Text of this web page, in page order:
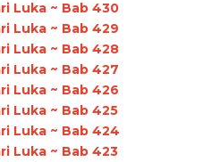
Luka ~ Bab 430
Luka ~ Bab 429
Luka ~ Bab 428
Luka ~ Bab 427
Luka ~ Bab 426
Luka ~ Bab 425
Luka ~ Bab 424
Luka ~ Bab 423